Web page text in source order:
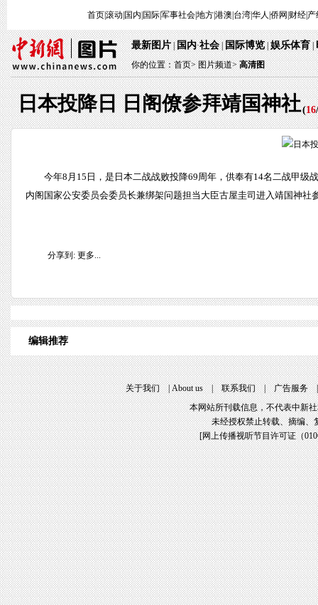
首页|滚动 国内 国际|军事社会|地方|港澳 台湾|华人 侨网 财经| 产
最新图片|国内·社会|国际博览|娱乐体育|
你的位置：首页>图片频道> 高清图
日本投降日 日阁僚参拜靖国神社(16/
今年8月15日，是日本二战战败投降69周年，供奉有14名二战甲
内阁国家公安委员会委员长兼绑架问题担当大臣古屋圭司进入靖国神社
分享到: 更多...
编辑推荐
关于我们|About us|联系我们|广告服务
本网站所刊载信息，不代表中新
未经授权禁止转载、摘编、
[网上传播视听节目许可证（